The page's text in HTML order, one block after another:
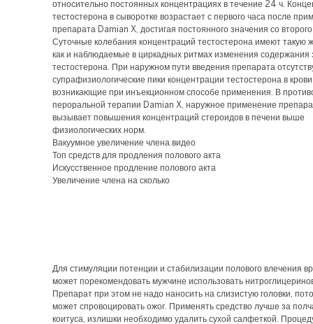
относительно постоянных концентрациях в течение 24 ч.
тестостерона в сыворотке возрастает с первого часа после
препарата Damian X, достигая постоянного значения со
Суточные колебания концентраций тестостерона имеют такую
как и наблюдаемые в циркадных ритмах изменения содержания
тестостерона. При наружном пути введения препарата
супрафизиологические пики концентрации тестостерона в
возникающие при инъекционном способе применения. В
пероральной терапии Damian X, наружное применение
вызывает повышения концентраций стероидов в печени выше
физиологических норм.
Вакуумное увеличение члена видео
Топ средств для продления полового акта
Искусственное продление полового акта
Увеличение члена на сколько
Для стимуляции потенции и стабилизации полового влечения
может порекомендовать мужчине использовать
Препарат при этом не надо наносить на слизистую головки,
может спровоцировать ожог. Применять средство лучше за
коитуса, излишки необходимо удалить сухой салфеткой.